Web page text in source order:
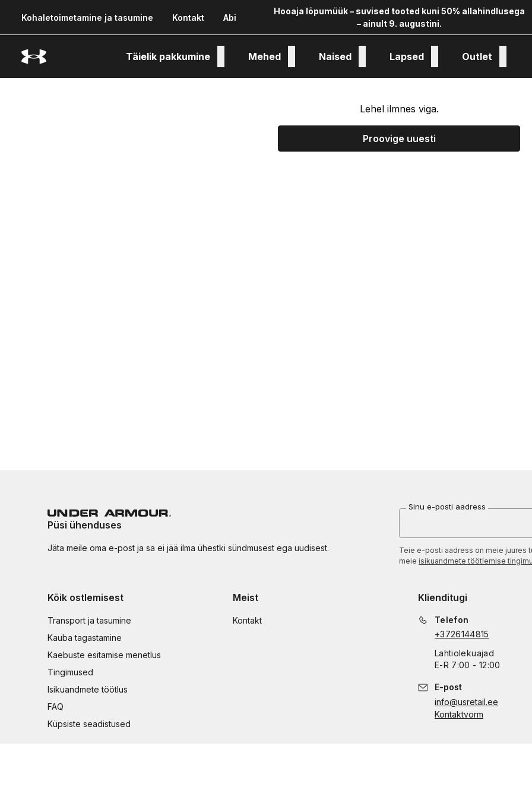
Kohaletoimetamine ja tasumine Kontakt Abi
Hooaja lõpumüük – suvised tooted kuni 50% allahindlusega
– ainult 9. augustini.
Täielik pakkumine Mehed Naised Lapsed Outlet
Lehel ilmnes viga.
Proovige uuesti
Püsi ühenduses
Jäta meile oma e-post ja sa ei jää ilma ühestki sündmusest ega uudisest.
Sinu e-posti aadress
Teie e-posti aadress on meie juures
meie isikuandmete töötlemise
Kõik ostlemisest
Transport ja tasumine
Kauba tagastamine
Kaebuste esitamise menetlus
Tingimused
Isikuandmete töötlus
FAQ
Küpsiste seadistused
Meist
Kontakt
Klienditugi
Telefon
+3726144815
Lahtiolekuajad
E-R 7:00 - 12:00
E-post
info@usretail.ee
Kontaktvorm